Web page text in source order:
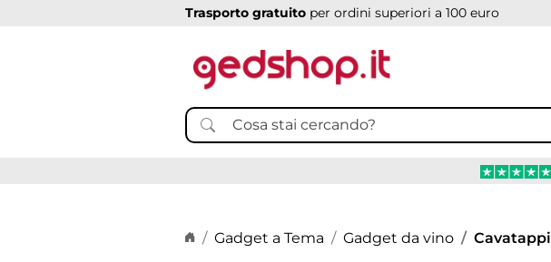
Trasporto gratuito per ordini superiori a 100 euro
Home page
Gadget a Tema Gadget da vino Cavatappi